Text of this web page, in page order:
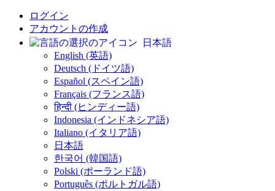
ログイン
アカウントの作成
日本語
English (英語)
Deutsch (ドイツ語)
Español (スペイン語)
Français (フランス語)
हिन्दी (ヒンディー語)
Indonesia (インドネシア語)
Italiano (イタリア語)
日本語
한국어 (韓国語)
Polski (ポーランド語)
Português (ポルトガル語)